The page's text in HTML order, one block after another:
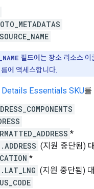
필드에는 장소 리소스 이
에 액세스합니다.
Essentials SKU를
*
(지원 중단됨)
*
(지원 중단됨)